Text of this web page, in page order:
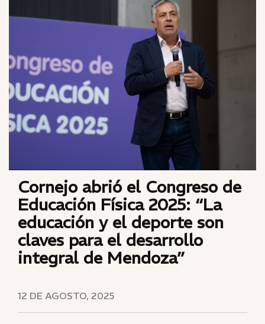
Cornejo abrió el Congreso de
Educación Física 2025: “La
educación y el deporte son
claves para el desarrollo
integral de Mendoza”
12 DE AGOSTO, 2025